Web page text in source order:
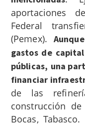
aportaciones
Federal
(Pemex).
gastos de
públicas, una
financiar
de las
construcción
Bocas,